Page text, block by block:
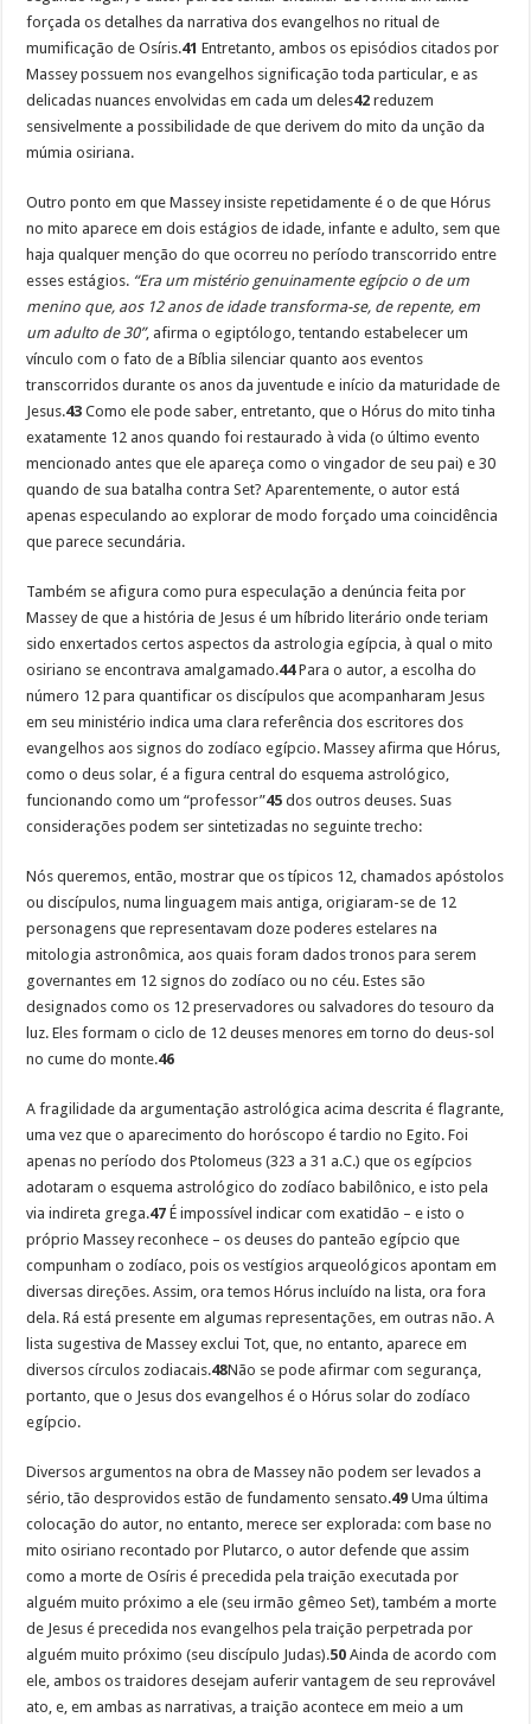
forçada os detalhes da narrativa dos evangelhos no ritual de
mumificação de Osíris.41 Entretanto, ambos os episódios citados por
Massey possuem nos evangelhos significação toda particular, e as
delicadas nuances envolvidas em cada um deles42 reduzem
sensivelmente a possibilidade de que derivem do mito da unção da
múmia osiriana.
Outro ponto em que Massey insiste repetidamente é o de que Hórus
no mito aparece em dois estágios de idade, infante e adulto, sem que
haja qualquer menção do que ocorreu no período transcorrido entre
esses estágios. “Era um mistério genuinamente egípcio o de um
menino que, aos 12 anos de idade transforma-se, de repente, em
um adulto de 30”, afirma o egiptólogo, tentando estabelecer um
vínculo com o fato de a Bíblia silenciar quanto aos eventos
transcorridos durante os anos da juventude e início da maturidade de
Jesus.43 Como ele pode saber, entretanto, que o Hórus do mito tinha
exatamente 12 anos quando foi restaurado à vida (o último evento
mencionado antes que ele apareça como o vingador de seu pai) e 30
quando de sua batalha contra Set? Aparentemente, o autor está
apenas especulando ao explorar de modo forçado uma coincidência
que parece secundária.
Também se afigura como pura especulação a denúncia feita por
Massey de que a história de Jesus é um híbrido literário onde teriam
sido enxertados certos aspectos da astrologia egípcia, à qual o mito
osiriano se encontrava amalgamado.44Para o autor, a escolha do
número 12 para quantificar os discípulos que acompanharam Jesus
em seu ministério indica uma clara referência dos escritores dos
evangelhos aos signos do zodíaco egípcio. Massey afirma que Hórus,
como o deus solar, é a figura central do esquema astrológico,
funcionando como um “professor”45 dos outros deuses. Suas
considerações podem ser sintetizadas no seguinte trecho:
Nós queremos, então, mostrar que os típicos 12, chamados apóstolos
ou discípulos, numa linguagem mais antiga, origiaram-se de 12
personagens que representavam doze poderes estelares na
mitologia astronômica, aos quais foram dados tronos para serem
governantes em 12 signos do zodíaco ou no céu. Estes são
designados como os 12 preservadores ou salvadores do tesouro da
luz. Eles formam o ciclo de 12 deuses menores em torno do deus-sol
no cume do monte.46
A fragilidade da argumentação astrológica acima descrita é flagrante,
uma vez que o aparecimento do horóscopo é tardio no Egito. Foi
apenas no período dos Ptolomeus (323 a 31 a.C.) que os egípcios
adotaram o esquema astrológico do zodíaco babilônico, e isto pela
via indireta grega.47 É impossível indicar com exatidão – e isto o
próprio Massey reconhece – os deuses do panteão egípcio que
compunham o zodíaco, pois os vestígios arqueológicos apontam em
diversas direções. Assim, ora temos Hórus incluído na lista, ora fora
dela. Rá está presente em algumas representações, em outras não. A
lista sugestiva de Massey exclui Tot, que, no entanto, aparece em
diversos círculos zodiacais.48Não se pode afirmar com segurança,
portanto, que o Jesus dos evangelhos é o Hórus solar do zodíaco
egípcio.
Diversos argumentos na obra de Massey não podem ser levados a
sério, tão desprovidos estão de fundamento sensato.49Uma última
colocação do autor, no entanto, merece ser explorada: com base no
mito osiriano recontado por Plutarco, o autor defende que assim
como a morte de Osíris é precedida pela traição executada por
alguém muito próximo a ele (seu irmão gêmeo Set), também a morte
de Jesus é precedida nos evangelhos pela traição perpetrada por
alguém muito próximo (seu discípulo Judas).50Ainda de acordo com
ele, ambos os traidores desejam auferir vantagem de seu reprovável
ato, e, em ambas as narrativas, a traição acontece em meio a um